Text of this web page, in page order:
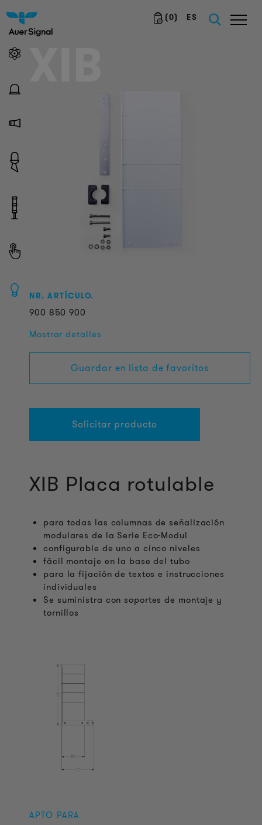
(0) ES
NR. ARTÍCULO.
900 850 900
Mostrar detalles
Guardar en lista de favoritos
Solicitar producto
XIB Placa rotulable
para todas las columnas de señalización
modulares de la Serie Eco-Modul
configurable de uno a cinco niveles
fácil montaje en la base del tubo
para la fijación de textos e instrucciones
individuales
Se suministra con soportes de montaje y
tornillos
APTO PARA